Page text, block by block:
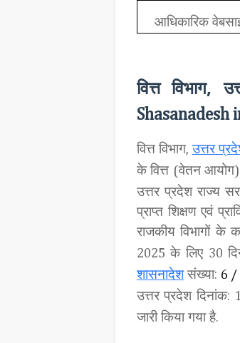
आधिकारिक
वित्त विभाग,
Shasanadesh
वित्त विभाग,उत्तर
के वित्त (वेतन आयोग)
उत्तर प्रदेश राज्य
प्राप्त शिक्षण एवं
राजकीय विभागों के
2025 के लिए 30
शासनादेशसंख्या: 6 /
उत्तर प्रदेश दिनांक:
जारी किया गया है.